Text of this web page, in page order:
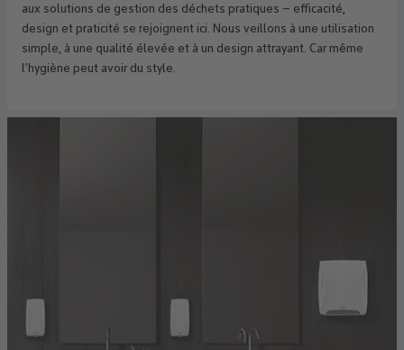
aux solutions de gestion des déchets pratiques – efficacité,
design et praticité se rejoignent ici. Nous veillons à une utilisation
simple, à une qualité élevée et à un design attrayant. Car même
l’hygiène peut avoir du style.